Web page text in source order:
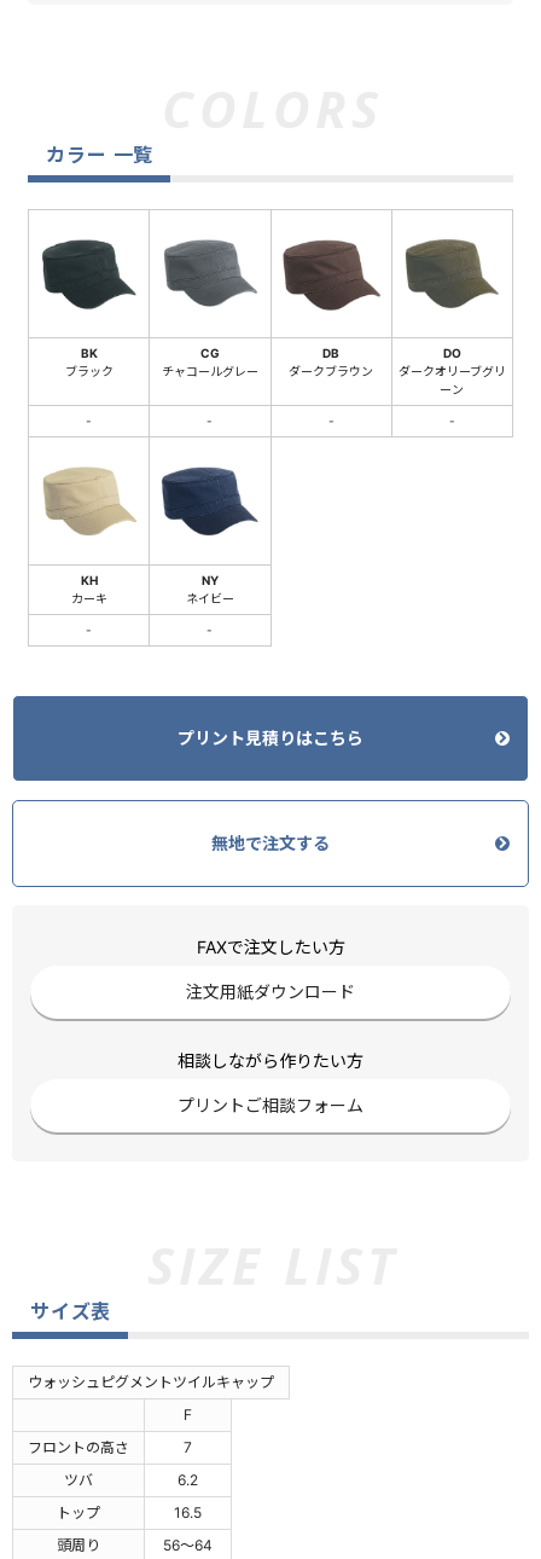
カラー 一覧
BK
ブラック
-
CG
チャコールグレー
-
DB
ダークブラウン
-
DO
ダークオリーブグリ
ーン
-
KH
カーキ
-
NY
ネイビー
-
プリント見積りはこちら
無地で注文する
FAXで注文したい方
注文用紙ダウンロード
相談しながら作りたい方
プリントご相談フォーム
サイズ表
ウォッシュピグメントツイルキャップ
F
フロントの高さ
7
ツバ
6.2
トップ
16.5
頭周り
56～64